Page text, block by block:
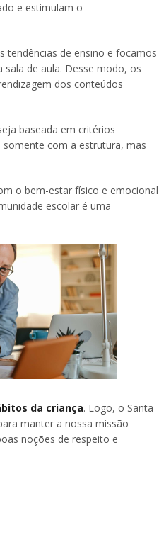
e estimulam o
tendências de ensino e focamos
de aula. Desse modo, os
dos conteúdos
baseada em critérios
somente com a estrutura, mas
o bem-estar físico e emocional
escolar é uma
da criança. Logo, o Santa
manter a nossa missão
noções de respeito e